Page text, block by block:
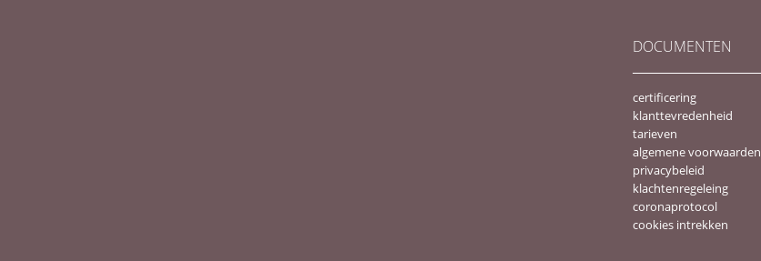
DOCUMENTEN
certificering
klanttevredenheid
tarieven
algemene voorwaarden
privacybeleid
klachtenregeleing
coronaprotocol
cookies intrekken